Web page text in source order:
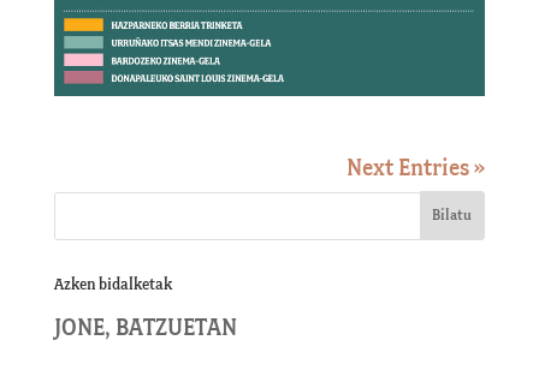
Next Entries »
Azken bidalketak
JONE, BATZUETAN